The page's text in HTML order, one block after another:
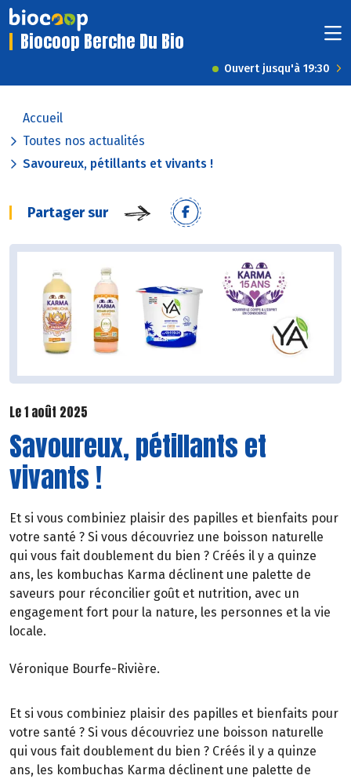
Biocoop Berche Du Bio
Ouvert jusqu'à 19:30
Accueil
Toutes nos actualités
Savoureux, pétillants et vivants !
Partager sur
Le 1 août 2025
Savoureux, pétillants et
vivants !
Et si vous combiniez plaisir des papilles et bienfaits pour
votre santé ? Si vous découvriez une boisson naturelle
qui vous fait doublement du bien ? Créés il y a quinze
ans, les kombuchas Karma déclinent une palette de
saveurs pour réconcilier goût et nutrition, avec un
engagement fort pour la nature, les personnes et la vie
locale.
Véronique Bourfe-Rivière.
Et si vous combiniez plaisir des papilles et bienfaits pour
votre santé ? Si vous découvriez une boisson naturelle
qui vous fait doublement du bien ? Créés il y a quinze
ans, les kombuchas Karma déclinent une palette de